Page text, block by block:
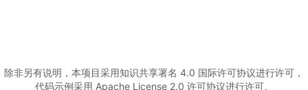
除非另有说明，本项目采用知识共享署名 4.0 国际许可协议进行许可，
代码示例采用 Apache License 2.0 许可协议进行许可。